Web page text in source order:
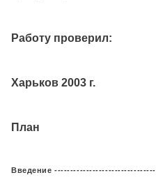
Работу проверил:
Харьков 2003 г.
План
Введение